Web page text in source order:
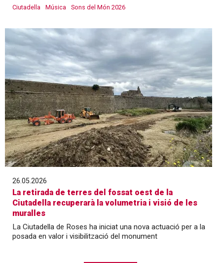
Ciutadella Música Sons del Món 2026
26.05.2026
La retirada de terres del fossat oest de la
Ciutadella recuperarà la volumetria i visió de les
muralles
La Ciutadella de Roses ha iniciat una nova actuació per a la
posada en valor i visibilització del monument